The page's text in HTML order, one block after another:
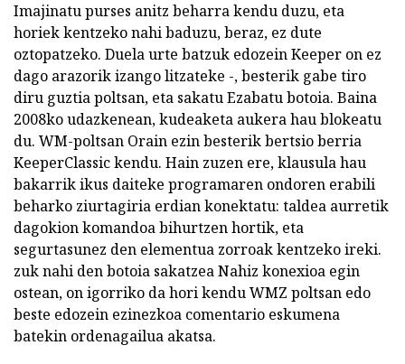
Imajinatu purses anitz beharra kendu duzu, eta
horiek kentzeko nahi baduzu, beraz, ez dute
oztopatzeko. Duela urte batzuk edozein Keeper on ez
dago arazorik izango litzateke -, besterik gabe tiro
diru guztia poltsan, eta sakatu Ezabatu botoia. Baina
2008ko udazkenean, kudeaketa aukera hau blokeatu
du. WM-poltsan Orain ezin besterik bertsio berria
KeeperClassic kendu. Hain zuzen ere, klausula hau
bakarrik ikus daiteke programaren ondoren erabili
beharko ziurtagiria erdian konektatu: taldea aurretik
dagokion komandoa bihurtzen hortik, eta
segurtasunez den elementua zorroak kentzeko ireki.
zuk nahi den botoia sakatzea Nahiz konexioa egin
ostean, on igorriko da hori kendu WMZ poltsan edo
beste edozein ezinezkoa comentario eskumena
batekin ordenagailua akatsa.